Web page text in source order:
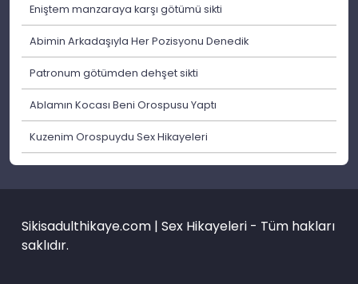
Eniştem manzaraya karşı götümü sikti
Abimin Arkadaşıyla Her Pozisyonu Denedik
Patronum götümden dehşet sikti
Ablamın Kocası Beni Orospusu Yaptı
Kuzenim Orospuydu Sex Hikayeleri
Sikisadulthikaye.com | Sex Hikayeleri - Tüm hakları
saklıdır.